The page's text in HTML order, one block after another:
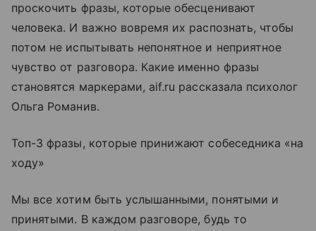
проскочить фразы, которые обесценивают
человека. И важно вовремя их распознать, чтобы
потом не испытывать непонятное и неприятное
чувство от разговора. Какие именно фразы
становятся маркерами, aif.ru рассказала психолог
Ольга Романив.
Топ-3 фразы, которые принижают собеседника «на
ходу»
Мы все хотим быть услышанными, понятыми и
принятыми. В каждом разговоре, будь то